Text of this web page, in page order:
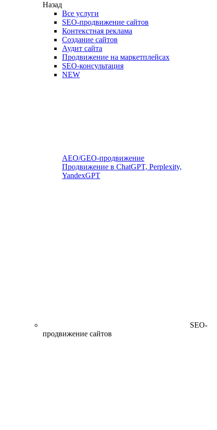
Назад
Все услуги
SEO-продвижение сайтов
Контекстная реклама
Создание сайтов
Аудит сайта
Продвижение на маркетплейсах
SEO-консультация
NEW
AEO/GEO-продвижение
Продвижение в ChatGPT, Perplexity,
YandexGPT
SEO-
продвижение сайтов